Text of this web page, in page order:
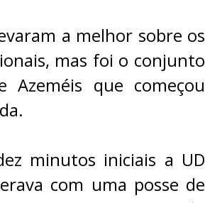
a melhor sobre os
mas foi o conjunto
Azeméis que começou
minutos iniciais a UD
com uma posse de